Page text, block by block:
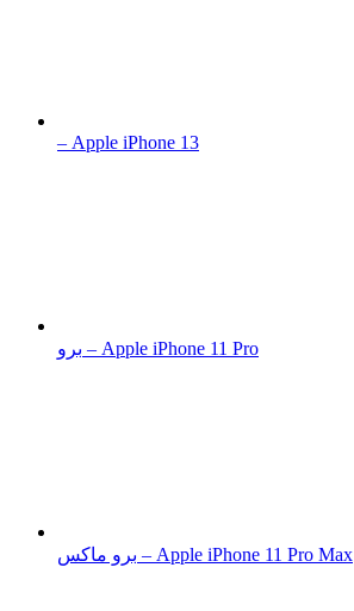
– Apple iPhone 13
برو – Apple iPhone 11 Pro
برو ماكس – Apple iPhone 11 Pro Max